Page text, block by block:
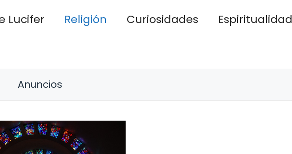
Lucifer Religión Curiosidades Espiritualidad
Anuncios